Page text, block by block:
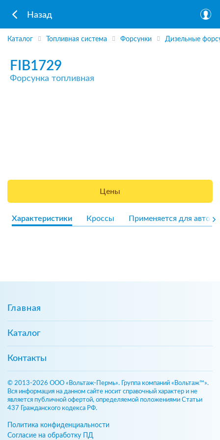
Назад
Каталог Топливная система Форсунки Дизельные
FIB1729
Форсунка топливная
Цены
Характеристики Кроссы Применяется для авто
Главная
Каталог
Контакты
© 2013-2026 ООО «Вольтаж-Пермь». Группа компаний «Вольтаж™».
Вся информация на данном сайте носит справочный характер и не
является публичной офертой, определяемой положениями Статьи
437 Гражданского кодекса РФ.
Политика конфиденциальности
Согласие на обработку ПД